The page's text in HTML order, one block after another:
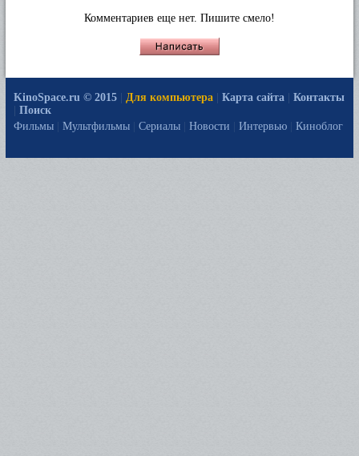
Комментариев еще нет. Пишите смело!
KinoSpace.ru © 2015 Для компьютера Карта сайта
Контакты
Поиск
Фильмы
Мультфильмы Сериалы Новости Интервью Киноблог